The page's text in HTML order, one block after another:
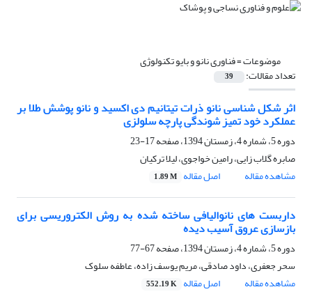
موضوعات =فناوری نانو و بایو تکنولوژی
تعداد مقالات: 39
اثر شکل شناسی نانو ذرات تیتانیم دی اکسید و نانو پوشش طلا بر
عملکرد خود تمیز شوندگی پارچه سلولزی
دوره 5، شماره 4، زمستان 1394، صفحه
17-23
صابره گلاب زایی، رامین خواجوی، لیلا ترکیان
مشاهده مقاله
اصل مقاله 1.89 M
داربست های نانوالیافی ساخته شده به روش الکتروریسی برای
بازسازی عروق آسیب دیده
دوره 5، شماره 4، زمستان 1394، صفحه
67-77
سحر جعفری، داود صادقی، مریم یوسف زاده، عاطفه سلوک
مشاهده مقاله
اصل مقاله 552.19 K